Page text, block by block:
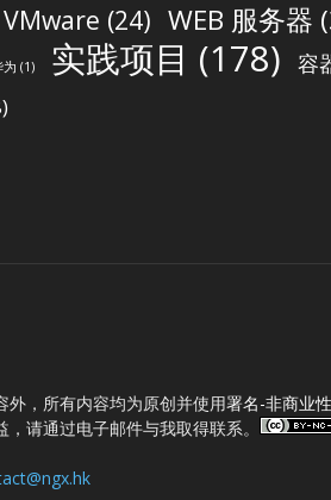
VMware (24) WEB 服务器
为 (1) 实践项目 (178) 容
外，所有内容均为原创并使用署名-非商业
请通过电子邮件与我取得联系。